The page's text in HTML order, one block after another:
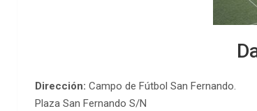
Dirección: Campo de Fútbol San Fernando.
Plaza San Fernando S/N